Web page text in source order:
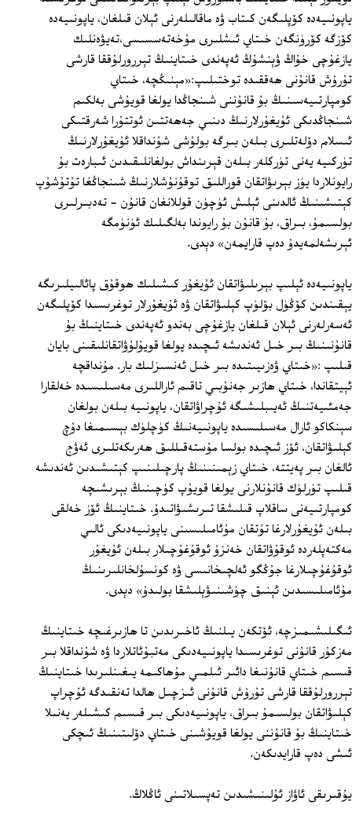
ياپونىيەدە كۆپلىگەن كىتاب ۋە ماقالىلەرنى ئېلان قىلغان، ياپونىيەدە
كۆزگە كۆرۈنگەن خىتاي ئىشلىرى مۇخەتەسسىسى،تەيۋەنلىك
يازغۇچى خۇاڭ ۋېنشۇڭ ئەپەندى خىتاينىڭ تېررورلۇققا قارشى
تۇرۇش قانۇنى ھەققىدە توختىلىپ:«مېنىڭچە، خىتاي
كومپارتىيەسىنىڭ بۇ قانۇننى شىنجاڭدا يولغا قويۇشى بەلكىم
شىنجاڭدىكى ئۇيغۇرلارنىڭ دىنىي جەھەتتىن ئوتتۇرا شەرقتىكى
ئىسلام دۆلەتلىرى بىلەن بىرگە بولۇشى شۇنداقلا ئۇيغۇرلارنىڭ
تۈركىيە يەنى تۈركلەر بىلەن قېرىنداش بولغانلىقىدىن ئىبارەت بۇ
رايونلاردا يۈز بېرىۋاتقان قوراللىق توقۇنۇشلارنىڭ شىنجاڭغا تۇتۇشۇپ
كېتىشىنىڭ ئالدىنى ئېلىش ئۈچۈن قوللانغان قانۇن - تەدبىرلىرى
بولسىمۇ، بىراق، بۇ قانۇن بۇ رايوندا بەلگىلىك ئۈنۈمگە
ئېرىشەلمەيدۇ دەپ قارايمەن» دېدى.
ياپونىيەدە ئېلىپ بېرىلىۋاتقان ئۇيغۇر كىشىلىك ھوقۇق پائالىيلىرىگە
يېقىندىن كۆڭۈل بۆلۈپ كېلىۋاتقان ۋە ئۇيغۇرلار توغرىسىدا كۆپلىگەن
ئەسەرلەرنى ئېلان قىلغان يازغۇچى بەندو ئەپەندى خىتاينىڭ بۇ
قانۇنىنىڭ بىر خىل ئەندىشە ئىچىدە يولغا قويۇلۇۋاتقانلىقىنى بايان
قىلىپ :«خىتاي ۋەزىيىتىدە بىر خىل ئەنسىزلىك بار. مۇنداقچە
ئېيتقاندا، خىتاي ھازىر جەنۇبىي تاقىم ئاراللىرى مەسىلىسىدە خەلقارا
جەمئىيەتنىڭ ئەيىبلىشىگە ئۇچراۋاتقان، ياپونىيە بىلەن بولغان
سېنكاكو ئارال مەسىلىسىدە ياپونىيەنىڭ كۈچلۈك بېسىمىغا دۇچ
كېلىۋاتقان، ئۆز ئىچىدە بولسا مۇستەقىللىق ھەرىكەتلىرى ئەۋج
ئالغان بىر پەيتتە، خىتاي زېمىنىنىڭ پارچىلىنىپ كېتىشىدىن ئەندىشە
قىلىپ تۈرلۈك قانۇنلارنى يولغا قويۇپ كۈچىنىڭ بېرىشىچە
كومپارتىيەنى ساقلاپ قىلىشقا تىرىشىۋاتىدۇ. خىتاينىڭ ئۆز خەلقى
بىلەن ئۇيغۇرلارغا تۇتقان مۇئامىلىسىنى ياپونىيەدىكى ئالىي
مەكتەپلەردە ئوقۇۋاتقان خەنزۇ ئوقۇغۇچىلار بىلەن ئۇيغۇر
ئوقۇغۇچىلارغا جۇڭگو ئەلچىخانىسى ۋە كونسۇلخانلىرىنىڭ
مۇئامىلىسىدىن ئېنىق چۈشىنىۋېلىشقا بولىدۇ» دېدى.
ئىگىلىشىمىزچە، ئۆتكەن يىلنىڭ ئاخىرىدىن تا ھازىرغىچە خىتاينىڭ
مەزكۇر قانۇنى توغرىسىدا ياپونىيەدىكى مەتبۇئاتلاردا ۋە شۇنداقلا بىر
قىسىم خىتاي قانۇنىغا دائىر ئىلمىي مۇھاكىمە يىغىنلىرىدا خىتاينىڭ
تېررورلۇققا قارشى تۇرۇش قانۇنى ئىزچىل ھالدا تەنقىدگە ئۇچراپ
كېلىۋاتقان بولسىمۇ بىراق، ياپونىيەدىكى بىر قىسىم كىشىلەر يەنىلا
خىتاينىڭ بۇ قانۇننى يولغا قويۇشىنى خىتاي دۆلىتىنىڭ ئىچكى
ئىشى دەپ قارايدىكەن.
يۇقىرىقى ئاۋاز ئۇلىنىشىدىن تەپسىلاتىنى ئاڭلاڭ.